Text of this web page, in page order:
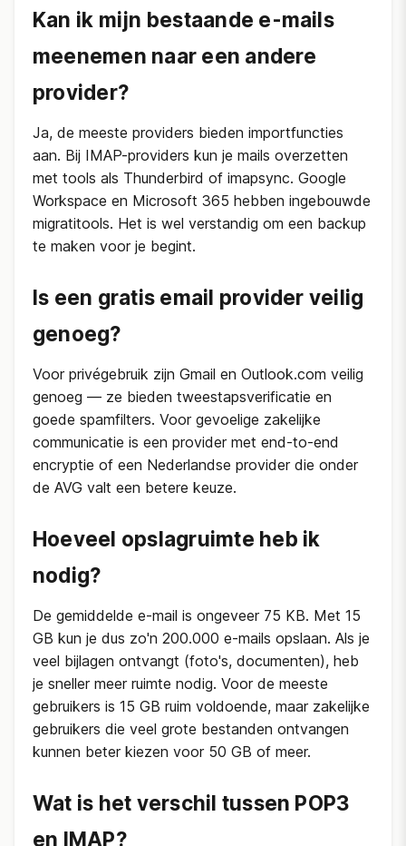
Kan ik mijn bestaande e-mails
meenemen naar een andere
provider?
Ja, de meeste providers bieden importfuncties
aan. Bij IMAP-providers kun je mails overzetten
met tools als Thunderbird of imapsync. Google
Workspace en Microsoft 365 hebben ingebouwde
migratitools. Het is wel verstandig om een backup
te maken voor je begint.
Is een gratis email provider veilig
genoeg?
Voor privégebruik zijn Gmail en Outlook.com veilig
genoeg — ze bieden tweestapsverificatie en
goede spamfilters. Voor gevoelige zakelijke
communicatie is een provider met end-to-end
encryptie of een Nederlandse provider die onder
de AVG valt een betere keuze.
Hoeveel opslagruimte heb ik
nodig?
De gemiddelde e-mail is ongeveer 75 KB. Met 15
GB kun je dus zo'n 200.000 e-mails opslaan. Als je
veel bijlagen ontvangt (foto's, documenten), heb
je sneller meer ruimte nodig. Voor de meeste
gebruikers is 15 GB ruim voldoende, maar zakelijke
gebruikers die veel grote bestanden ontvangen
kunnen beter kiezen voor 50 GB of meer.
Wat is het verschil tussen POP3
en IMAP?